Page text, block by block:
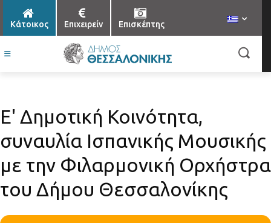
Κάτοικος Επιχειρείν Επισκέπτης
Ε' Δημοτική Κοινότητα,
συναυλία Ισπανικής Μουσικής
με την Φιλαρμονική Ορχήστρα
του Δήμου Θεσσαλονίκης